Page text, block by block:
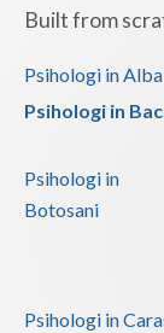
Built from
Psihologi in Alba
Psihologi in
Psihologi in
Botosani
Psihologi in